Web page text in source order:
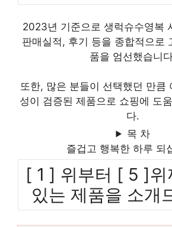
2023년 기준으로 생럭슈수영복
판매실적, 후기 등을 종합적으로
품을 엄선했습니
또한, 많은 분들이 선택했던 만큼
성이 검증된 제품으로 쇼핑에 도
다.
목 차
즐겁고 행복한 하루 되
[ 1 ] 위부터 [ 5 ]위
있는 제품을 소개